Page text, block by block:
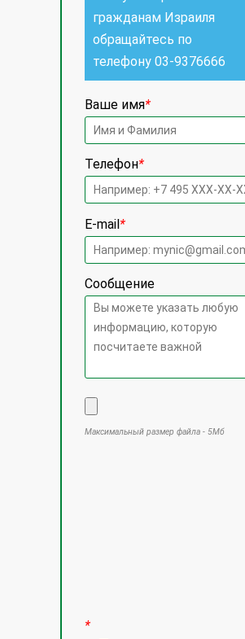
гражданам Израиля
обращайтесь по
телефону 03-9376666
Ваше имя*
Телефон*
E-mail*
Сообщение
Максимальный размер файла - 5Мб
*